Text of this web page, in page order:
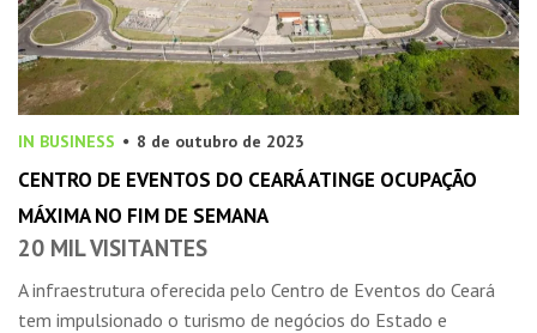
IN BUSINESS 8 de outubro de 2023
CENTRO DE EVENTOS DO CEARÁ ATINGE OCUPAÇÃO
MÁXIMA NO FIM DE SEMANA
20 MIL VISITANTES
A infraestrutura oferecida pelo Centro de Eventos do Ceará
tem impulsionado o turismo de negócios do Estado e